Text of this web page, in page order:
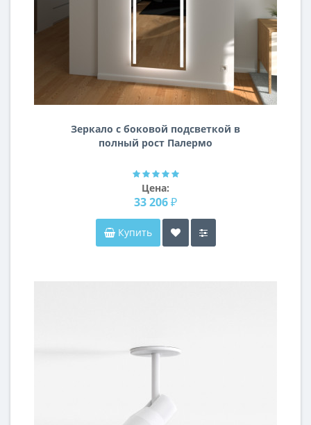
Зеркало с боковой подсветкой в
полный рост Палермо
Цена:
33 206 ₽
Купить